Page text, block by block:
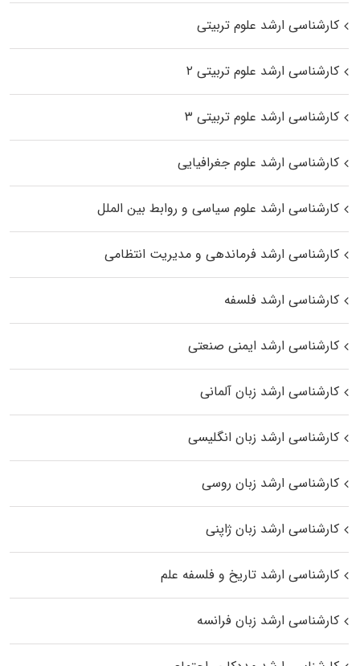
کارشناسی ارشد علوم تربیتی
کارشناسی ارشد علوم تربیتی ۲
کارشناسی ارشد علوم تربیتی ۳
کارشناسی ارشد علوم جغرافیایی
کارشناسی ارشد علوم سیاسی و روابط بین الملل
کارشناسی ارشد فرماندهی و مدیریت انتظامی
کارشناسی ارشد فلسفه
کارشناسی ارشد ایمنی صنعتی
کارشناسی ارشد زبان آلمانی
کارشناسی ارشد زبان انگلیسی
کارشناسی ارشد زبان روسی
کارشناسی ارشد زبان ژاپنی
کارشناسی ارشد تاریخ و فلسفه علم
کارشناسی ارشد زبان فرانسه